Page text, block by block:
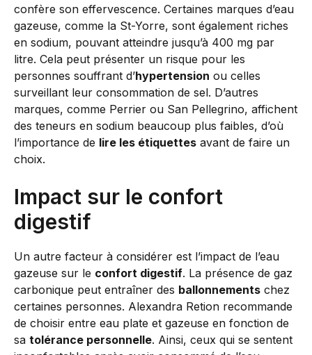
confère son effervescence. Certaines marques d’eau
gazeuse, comme la St-Yorre, sont également riches
en sodium, pouvant atteindre jusqu’à 400 mg par
litre. Cela peut présenter un risque pour les
personnes souffrant d’hypertension ou celles
surveillant leur consommation de sel. D’autres
marques, comme Perrier ou San Pellegrino, affichent
des teneurs en sodium beaucoup plus faibles, d’où
l’importance de lire les étiquettes avant de faire un
choix.
Impact sur le confort
digestif
Un autre facteur à considérer est l’impact de l’eau
gazeuse sur le confort digestif. La présence de gaz
carbonique peut entraîner des ballonnements chez
certaines personnes. Alexandra Retion recommande
de choisir entre eau plate et gazeuse en fonction de
sa tolérance personnelle. Ainsi, ceux qui se sentent